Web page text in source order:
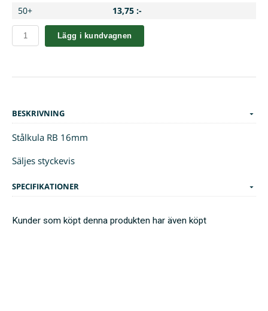
50+
13,75 :-
Lägg i kundvagnen
BESKRIVNING
Stålkula RB 16mm
Säljes styckevis
SPECIFIKATIONER
Kunder som köpt denna produkten har även köpt